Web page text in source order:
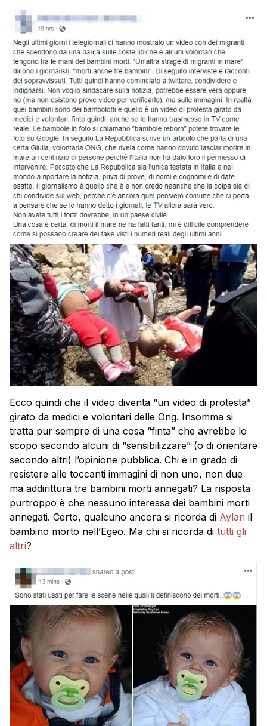
Ecco quindi che il video diventa “un video di protesta”
girato da medici e volontari delle Ong. Insomma si
tratta pur sempre di una cosa “finta” che avrebbe lo
scopo secondo alcuni di “sensibilizzare” (o di orientare
secondo altri) l’opinione pubblica. Chi è in grado di
resistere alle toccanti immagini di non uno, non due
ma addirittura tre bambini morti annegati? La risposta
purtroppo è che nessuno interessa dei bambini morti
annegati. Certo, qualcuno ancora si ricorda di Aylan il
bambino morto nell’Egeo. Ma chi si ricorda di tutti gli
altri?